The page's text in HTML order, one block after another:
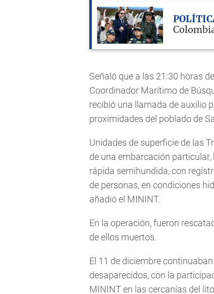
Señaló que a las 21:30 horas
Coordinador Marítimo de
recibió una llamada de auxilio
proximidades del poblado de
Unidades de superficie de las
de una embarcación
rápida semihundida, con
de personas, en condiciones
añadió el MININT.
En la operación, fueron
de ellos muertos.
El 11 de diciembre
desaparecidos, con la
MININT en las cercanías del